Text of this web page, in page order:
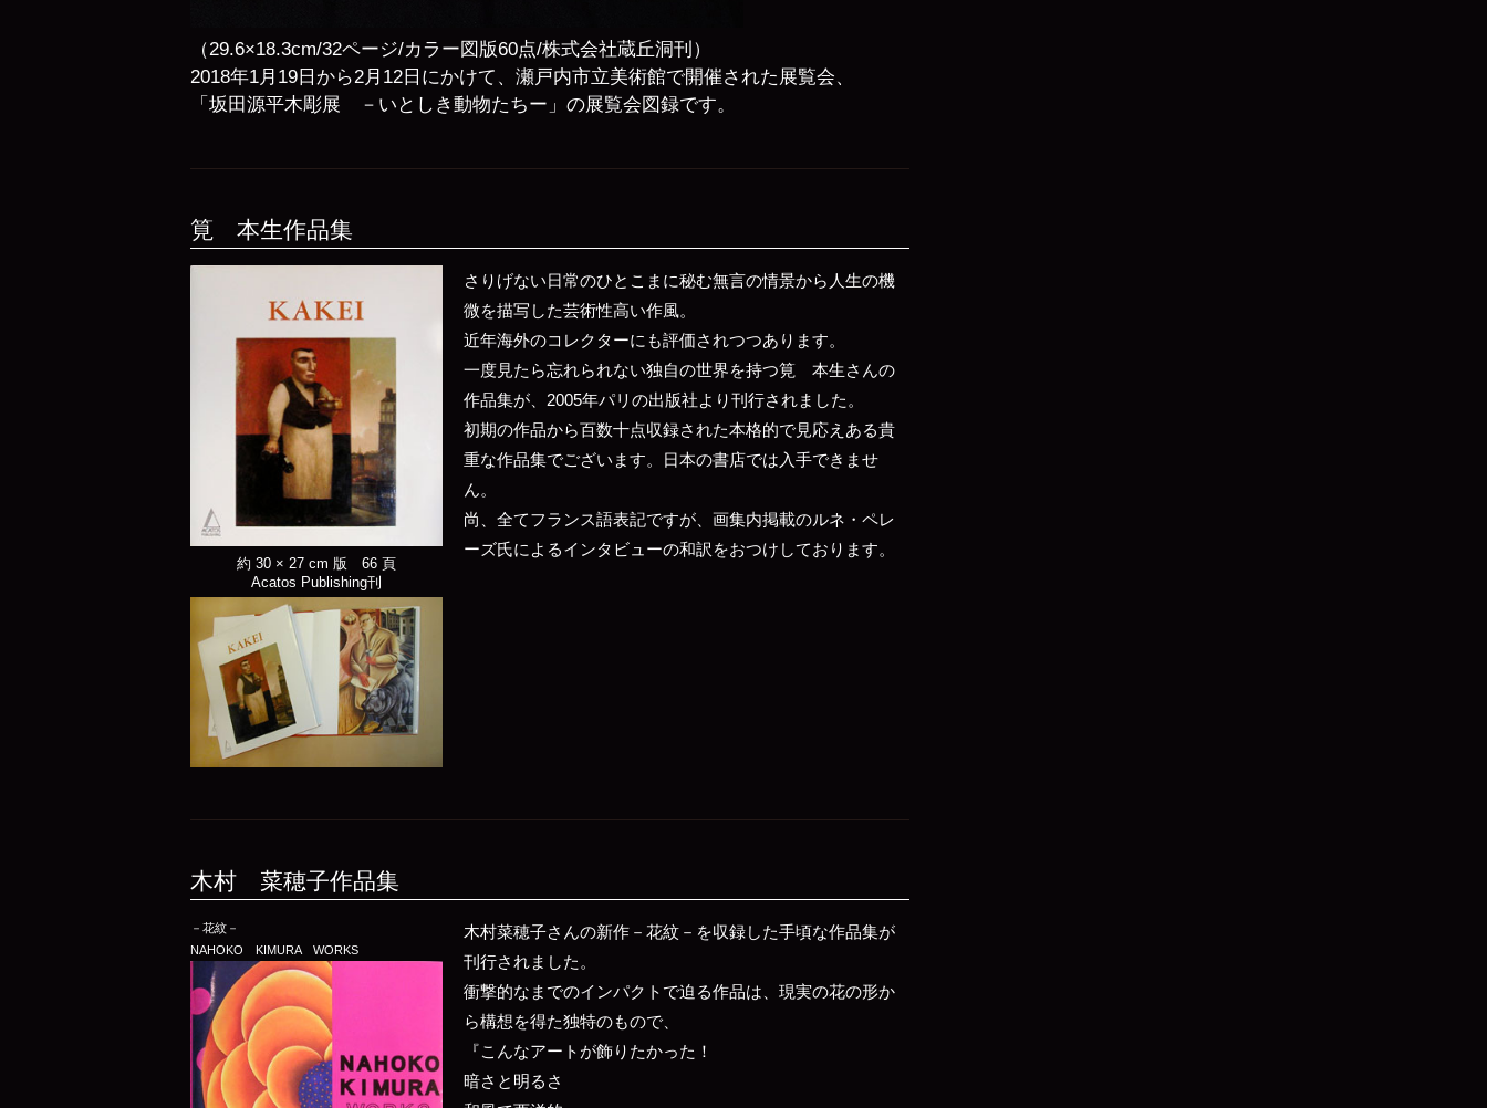
（29.6×18.3cm/32ページ/カラー図版60点/株式会社蔵丘洞刊）
2018年1月19日から2月12日にかけて、瀬戸内市立美術館で開催された展覧会、
「坂田源平木彫展 －いとしき動物たちー」の展覧会図録です。
筧 本生作品集
約 30 × 27 cm 版 66 頁
Acatos Publishing刊
さりげない日常のひとこまに秘む無言の情景から人生の機
微を描写した芸術性高い作風。
近年海外のコレクターにも評価されつつあります。
一度見たら忘れられない独自の世界を持つ筧 本生さんの
作品集が、2005年パリの出版社より刊行されました。
初期の作品から百数十点収録された本格的で見応えある貴
重な作品集でございます。日本の書店では入手できませ
ん。
尚、全てフランス語表記ですが、画集内掲載のルネ・ペレ
ーズ氏によるインタビューの和訳をおつけしております。
木村 菜穂子作品集
－花紋－
NAHOKO KIMURA WORKS
木村菜穂子さんの新作－花紋－を収録した手頃な作品集が
刊行されました。
衝撃的なまでのインパクトで迫る作品は、現実の花の形か
ら構想を得た独特のもので、
『こんなアートが飾りたかった！
暗さと明るさ